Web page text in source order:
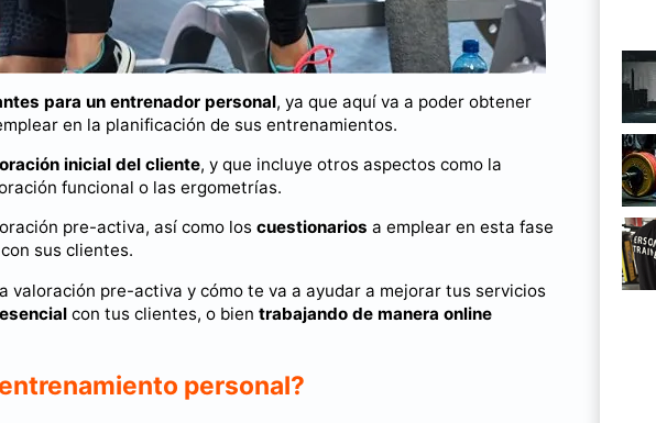
para un entrenador personal, ya que aquí va a poder obtener
en la planificación de sus entrenamientos.
inicial del cliente, y que incluye otros aspectos como la
funcional o las ergometrías.
pre-activa, así como los cuestionarios a emplear en esta fase
sus clientes.
pre-activa y cómo te va a ayudar a mejorar tus servicios
con tus clientes, o bien trabajando de manera online
personal?